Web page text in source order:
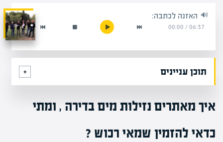
האזנה לכתבה:
06:37
/
00:00
תוכן עניינים
איך מאתרים נזילות מים בדירה , ומתי
כדאי להזמין שמאי רכוש ?